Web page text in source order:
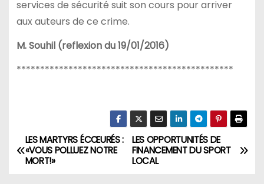
services de sécurité suit son cours pour arriver
aux auteurs de ce crime.
M. Souhil (reflexion du 19/01/2016)
**********************************************
N
a
LES OPPORTUNITÉS DE
FINANCEMENT DU SPORT
LOCAL
LES MARTYRS ÉCŒURÉS :
«VOUS POLLUEZ NOTRE
MORT!»